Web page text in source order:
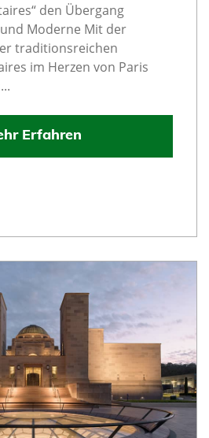
den Übergang
Moderne Mit der
traditionsreichen
im Herzen von Paris
Erfahren